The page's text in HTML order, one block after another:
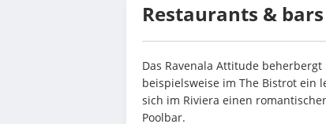
Restaurants & bars
Das Ravenala Attitude
beispielsweise im The Bistrot ein
sich im Riviera einen
Poolbar.